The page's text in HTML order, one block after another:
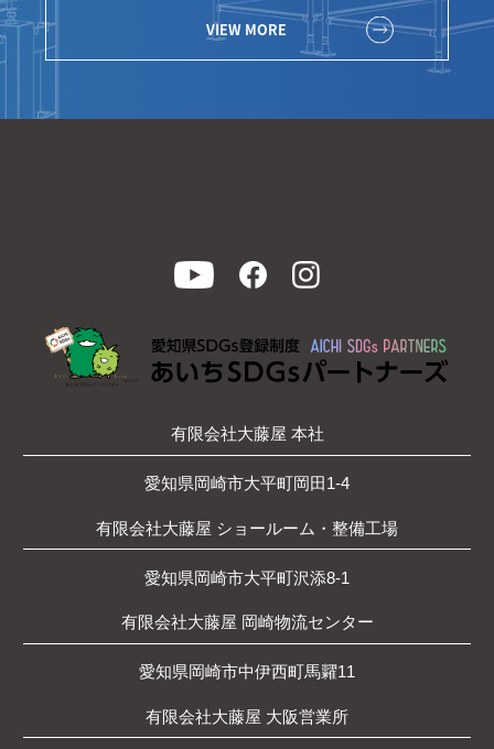
VIEW MORE
有限会社大藤屋 本社
愛知県岡崎市大平町岡田1-4
有限会社大藤屋 ショールーム・整備工場
愛知県岡崎市大平町沢添8-1
有限会社大藤屋 岡崎物流センター
愛知県岡崎市中伊西町馬糶11
有限会社大藤屋 大阪営業所